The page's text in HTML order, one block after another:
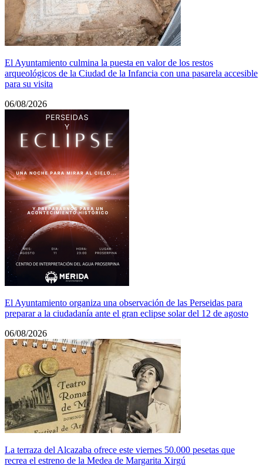
El Ayuntamiento culmina la puesta en valor de los restos
arqueológicos de la Ciudad de la Infancia con una pasarela accesible
para su visita
06/08/2026
El Ayuntamiento organiza una observación de las Perseidas para
preparar a la ciudadanía ante el gran eclipse solar del 12 de agosto
06/08/2026
La terraza del Alcazaba ofrece este viernes 50.000 pesetas que
recrea el estreno de la Medea de Margarita Xirgú